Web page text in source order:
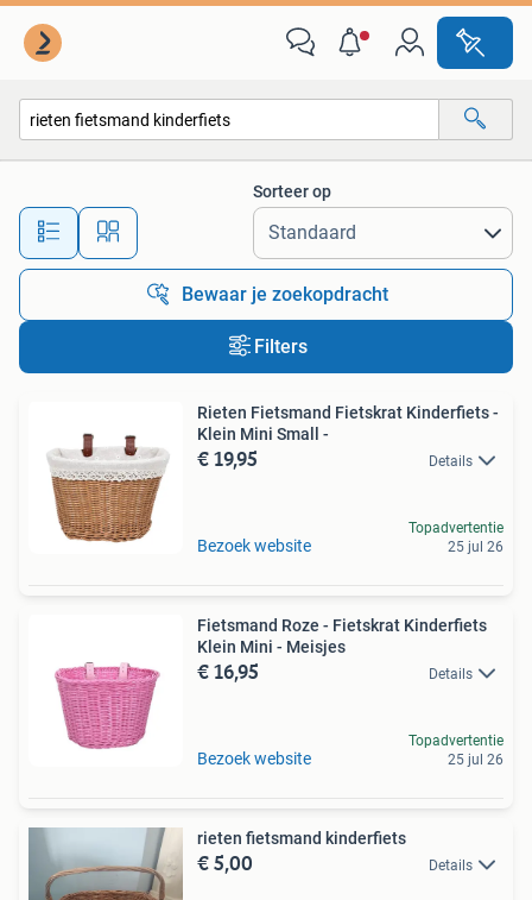
Alle afstanden…
Sorteer op
Bewaar je zoekopdracht
Filters
Rieten Fietsmand Fietskrat Kinderfiets -
Klein Mini Small -
€ 19,95 Details
Bezoek website
Topadvertentie
25 jul 26
Fietsmand Roze - Fietskrat Kinderfiets
Klein Mini - Meisjes
€ 16,95 Details
Bezoek website
Topadvertentie
25 jul 26
rieten fietsmand kinderfiets
€ 5,00 Details